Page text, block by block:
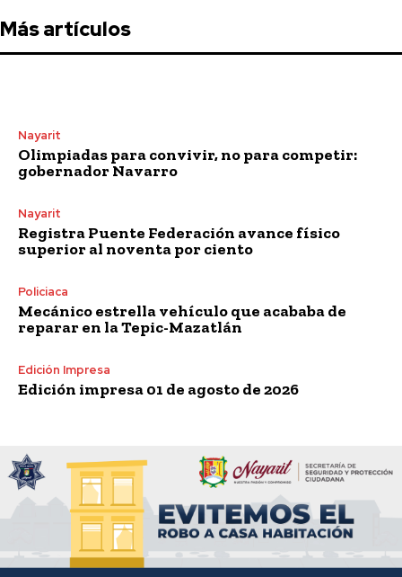
Más artículos
Nayarit
Olimpiadas para convivir, no para competir:
gobernador Navarro
Nayarit
Registra Puente Federación avance físico
superior al noventa por ciento
Policiaca
Mecánico estrella vehículo que acababa de
reparar en la Tepic-Mazatlán
Edición Impresa
Edición impresa 01 de agosto de 2026